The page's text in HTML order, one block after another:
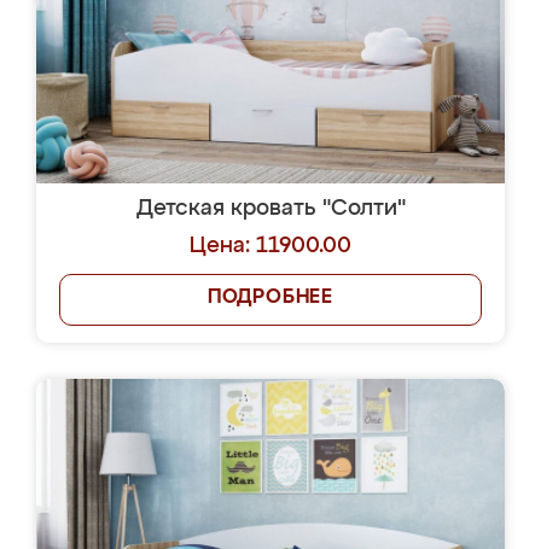
Детская кровать "Солти"
Цена: 11900.00
ПОДРОБНЕЕ